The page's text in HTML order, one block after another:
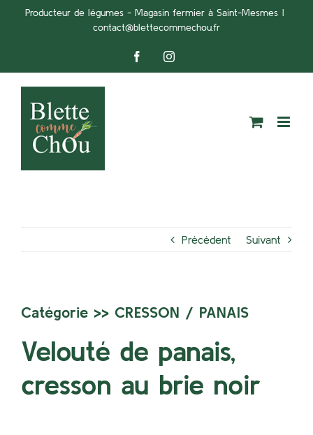
PasserProducteur de légumes - Magasin fermier à Saint-Mesmes |
contact@blettecommechou.fr
FacebookInstagram
Précédent Suivant
Catégorie >> CRESSON / PANAIS
Velouté de panais,
cresson au brie noir